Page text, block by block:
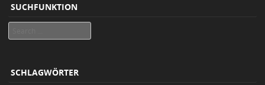
SUCHFUNKTION
SCHLAGWÖRTER